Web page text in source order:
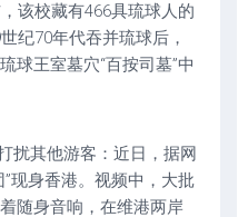
该校藏有466具琉球人的
纪70年代吞并琉球后，
球王室墓穴“百按司墓”中
扰其他游客：近日，据网
现身香港。视频中，大批
随身音响，在维港两岸